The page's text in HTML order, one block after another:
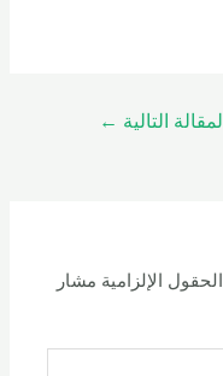
المقالة التالية ←
الحقول الإلزامية مشار